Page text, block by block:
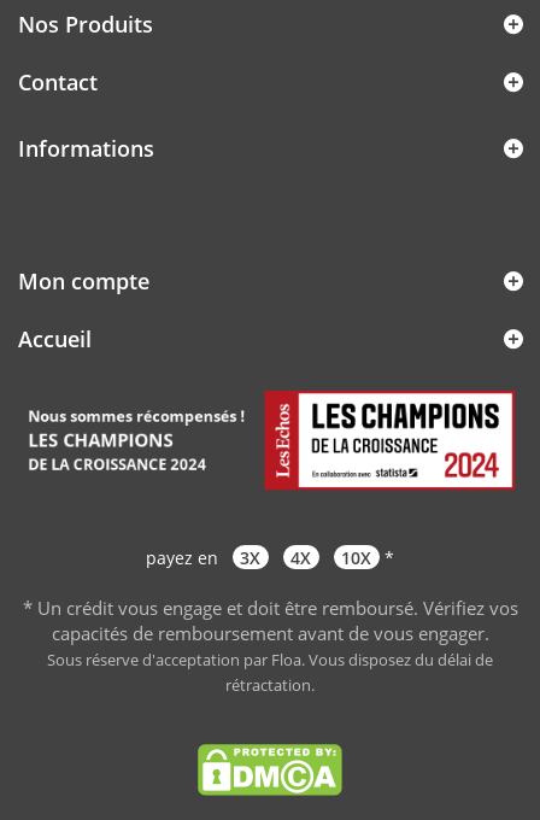
Nos Produits
Contact
Informations
Mon compte
Accueil
payez en 3X 4X 10X *
* Un crédit vous engage et doit être remboursé. Vérifiez vos
capacités de remboursement avant de vous engager.
Sous réserve d'acceptation par Floa. Vous disposez du délai de
rétractation.